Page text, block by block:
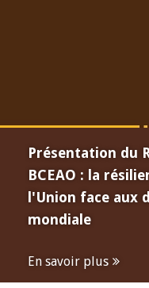
Présentation du
BCEAO : la
l'Union face aux
mondiale
En savoir plus